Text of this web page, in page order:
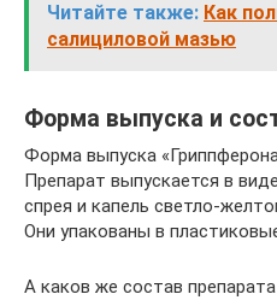
Читайте также: Как
салициловой мазью
Форма выпуска и
Форма выпуска
Препарат выпускается в
спрея и капель светло-
Они упакованы в
А каков же состав